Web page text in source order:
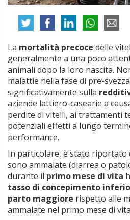
La mortalità precoce delle
generalmente a una poco
animali dopo la loro nascita.
malattie nella fase di pre-
significativamente sulla
aziende lattiero-casearie a
perdite di vitelli, ai trattamenti
potenziali effetti a lungo
performance.
In particolare, è stato riportato
sono ammalate (diarrea o
durante il primo mese di vita
tasso di concepimento
parto maggiore rispetto alle
ammalate nel primo mese di